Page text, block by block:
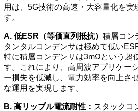
用は、5G技術の高速・大容量化を実
す。
A. 低ESR（等価直列抵抗） 積層コン
タンタルコンデンサは極めて低い
特に積層コンデンサは3mΩという超
す。これにより、高周波アプリケー
ー損失を低減し、電力効率を向上さ
な運用を実現します。
B. 高リップル電流耐性： スタックコ